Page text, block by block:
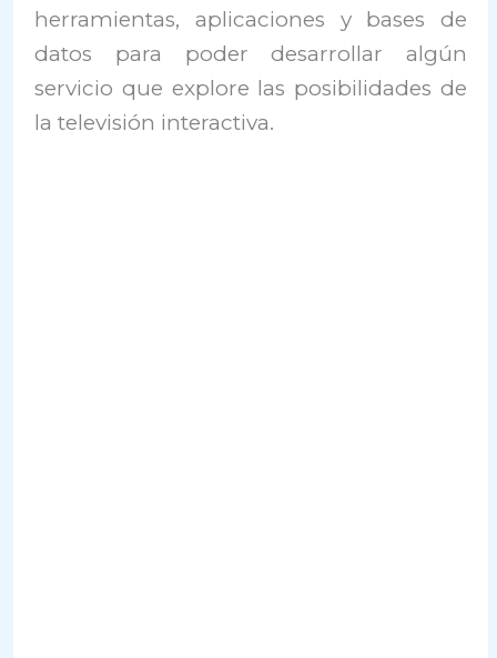
herramientas, aplicaciones y bases de
datos para poder desarrollar algún
servicio que explore las posibilidades de
la televisión interactiva.